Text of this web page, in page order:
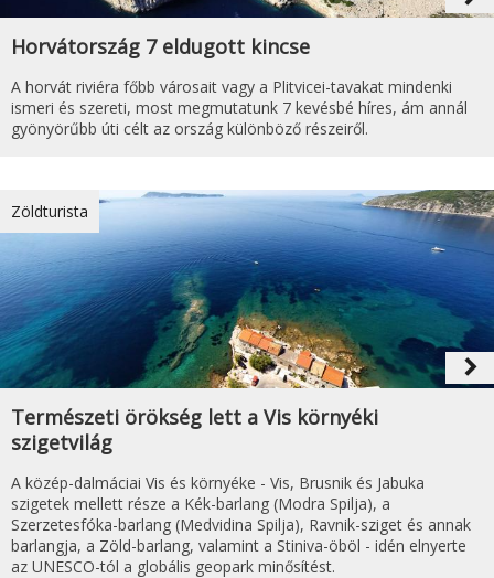
Horvátország 7 eldugott kincse
A horvát riviéra főbb városait vagy a Plitvicei-tavakat mindenki
ismeri és szereti, most megmutatunk 7 kevésbé híres, ám annál
gyönyörűbb úti célt az ország különböző részeiről.
Zöldturista
navigate_next
Természeti örökség lett a Vis környéki
szigetvilág
A közép-dalmáciai Vis és környéke - Vis, Brusnik és Jabuka
szigetek mellett része a Kék-barlang (Modra Spilja), a
Szerzetesfóka-barlang (Medvidina Spilja), Ravnik-sziget és annak
barlangja, a Zöld-barlang, valamint a Stiniva-öböl - idén elnyerte
az UNESCO-tól a globális geopark minősítést.